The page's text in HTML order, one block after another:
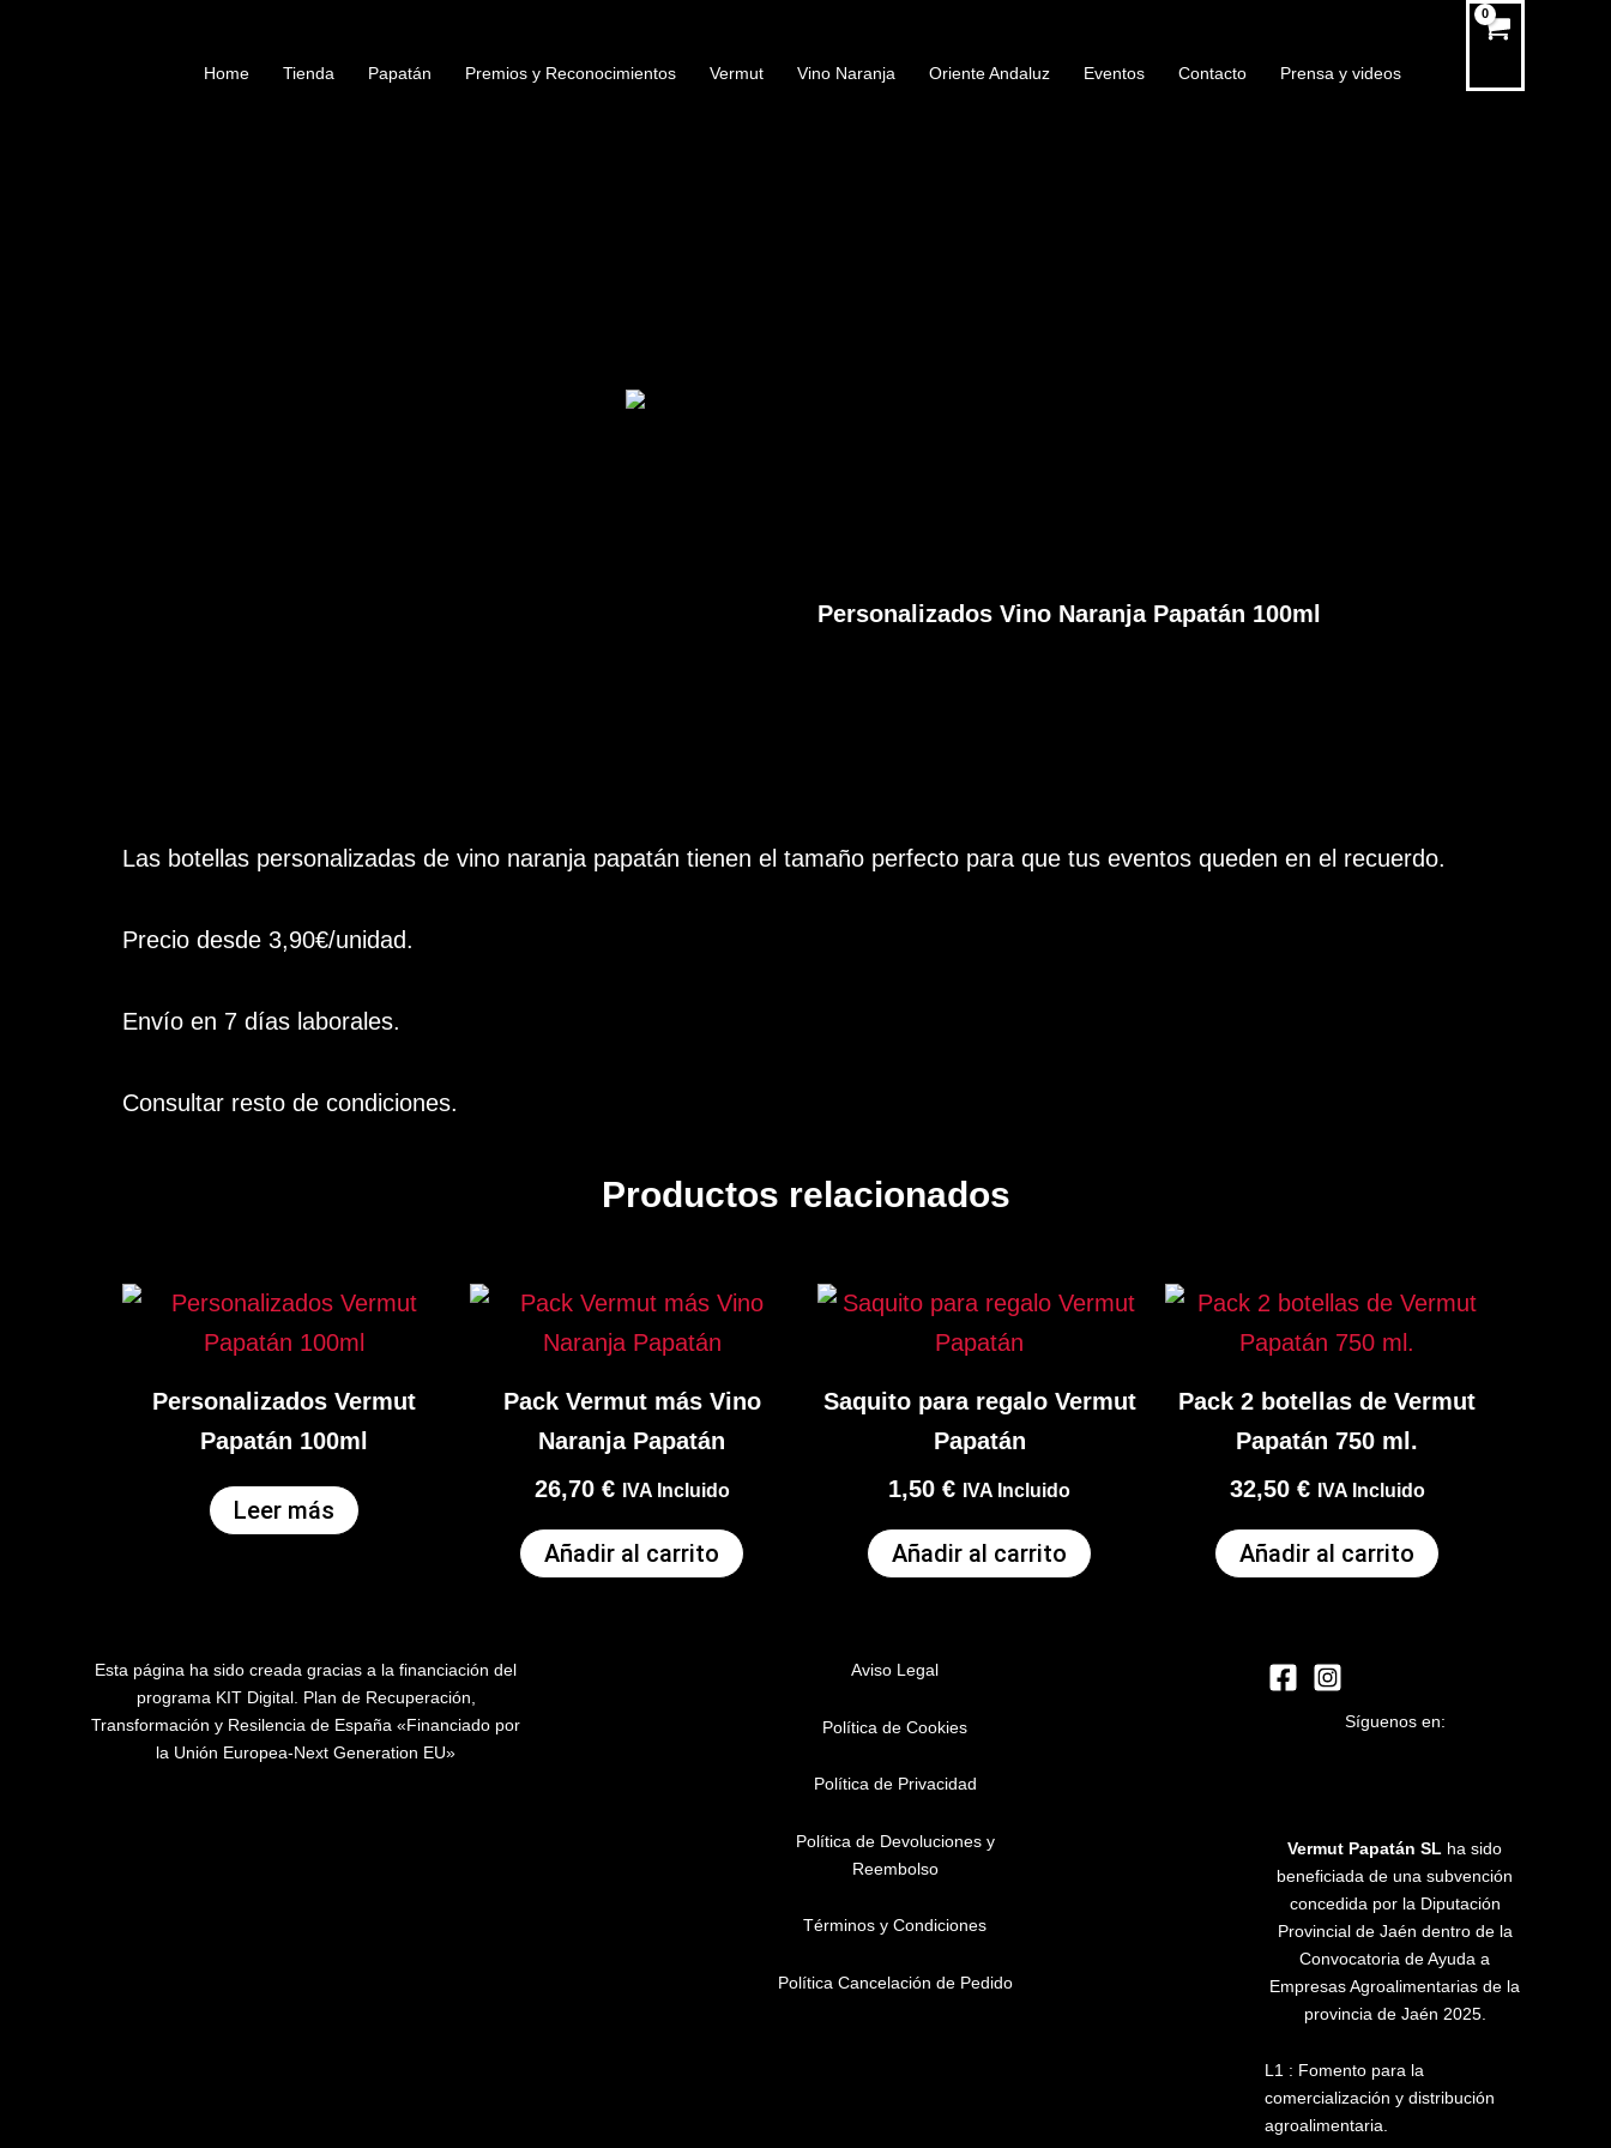
Home Tienda Papatán Premios y Reconocimientos Vermut Vino Naranja Oriente Andaluz Eventos Contacto Prensa y videos
Personalizados Vino Naranja Papatán 100ml
Las botellas personalizadas de vino naranja papatán tienen el tamaño perfecto para que tus eventos queden en el recuerdo.
Precio desde 3,90€/unidad.
Envío en 7 días laborales.
Consultar resto de condiciones.
Productos relacionados
Personalizados Vermut
Papatán 100ml
Leer más
Pack Vermut más Vino
Naranja Papatán
26,70 € IVA Incluido
Añadir al carrito
Saquito para regalo Vermut
Papatán
1,50 € IVA Incluido
Añadir al carrito
Pack 2 botellas de Vermut
Papatán 750 ml.
32,50 € IVA Incluido
Añadir al carrito
Esta página ha sido creada gracias a la financiación del
programa KIT Digital. Plan de Recuperación,
Transformación y Resilencia de España «Financiado por
la Unión Europea-Next Generation EU»
Aviso Legal
Política de Cookies
Política de Privacidad
Política de Devoluciones y
Reembolso
Términos y Condiciones
Política Cancelación de Pedido
Síguenos en:
Vermut Papatán SL ha sido
beneficiada de una subvención
concedida por la Diputación
Provincial de Jaén dentro de la
Convocatoria de Ayuda a
Empresas Agroalimentarias de la
provincia de Jaén 2025.
L1 : Fomento para la
comercialización y distribución
agroalimentaria.